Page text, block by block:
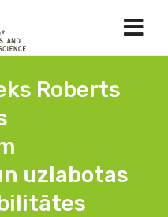
Roberts
uzlabotas